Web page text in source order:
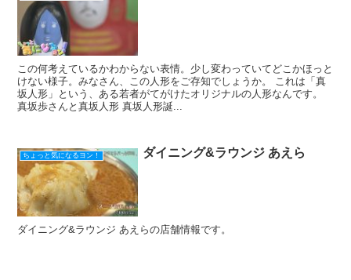
この何考えているかわからない表情。少し変わっていてどこかほっと
けない様子。みなさん、この人形をご存知でしょうか。 これは「真
坂人形」という、ある若者がてがけたオリジナルの人形なんです。
真坂歩さんと真坂人形 真坂人形誕...
ちょっと気になるヨン！ ダイニング&ラウンジ あえら
ダイニング&ラウンジ あえらの店舗情報です。